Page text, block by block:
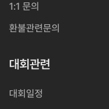
1:1 문의
환불관련문의
대회관련
대회일정